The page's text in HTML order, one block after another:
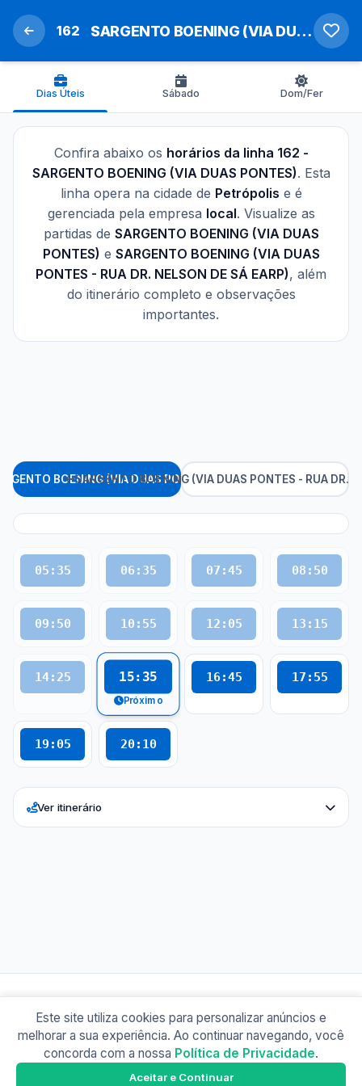
162 SARGENTO BOENING (VIA DUAS PONTES)
Dias Úteis Sábado Dom/Fer
Confira abaixo os horários da linha 162 -
SARGENTO BOENING (VIA DUAS PONTES). Esta
linha opera na cidade de Petrópolis e é
gerenciada pela empresa local. Visualize as
partidas de SARGENTO BOENING (VIA DUAS
PONTES) e SARGENTO BOENING (VIA DUAS
PONTES - RUA DR. NELSON DE SÁ EARP), além
do itinerário completo e observações
importantes.
BOENING (VIA DUAS PONTES)
SARGENTO BOENING (VIA DUAS PONTES - RUA DR.
05:35 06:35 07:45 08:50
09:50 10:55 12:05 13:15
14:25 15:35
Próximo
16:45 17:55
19:05 20:10
Ver itinerário
© 2026 Busão BR
Sobre Contato Política de Privacidade
Este site utiliza cookies para personalizar anúncios e
melhorar a sua experiência. Ao continuar navegando, você
concorda com a nossa Política de Privacidade.
Aceitar e Continuar